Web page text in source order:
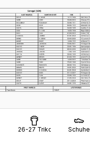
26-27 Trikots Schuhe